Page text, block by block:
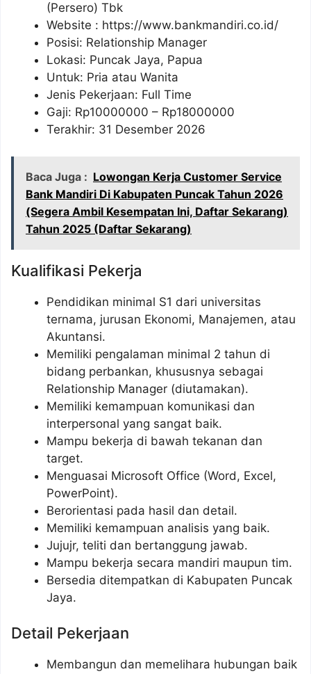
(Persero) Tbk
Website : https://www.bankmandiri.co.id/
Posisi: Relationship Manager
Lokasi: Puncak Jaya, Papua
Untuk: Pria atau Wanita
Jenis Pekerjaan: Full Time
Gaji: Rp10000000 – Rp18000000
Terakhir: 31 Desember 2026
Baca Juga : Lowongan Kerja Customer Service
Bank Mandiri Di Kabupaten Puncak Tahun 2026
(Segera Ambil Kesempatan Ini, Daftar Sekarang)
Tahun 2025 (Daftar Sekarang)
Kualifikasi Pekerja
Pendidikan minimal S1 dari universitas
ternama, jurusan Ekonomi, Manajemen, atau
Akuntansi.
Memiliki pengalaman minimal 2 tahun di
bidang perbankan, khususnya sebagai
Relationship Manager (diutamakan).
Memiliki kemampuan komunikasi dan
interpersonal yang sangat baik.
Mampu bekerja di bawah tekanan dan
target.
Menguasai Microsoft Office (Word, Excel,
PowerPoint).
Berorientasi pada hasil dan detail.
Memiliki kemampuan analisis yang baik.
Jujujr, teliti dan bertanggung jawab.
Mampu bekerja secara mandiri maupun tim.
Bersedia ditempatkan di Kabupaten Puncak
Jaya.
Detail Pekerjaan
Membangun dan memelihara hubungan baik